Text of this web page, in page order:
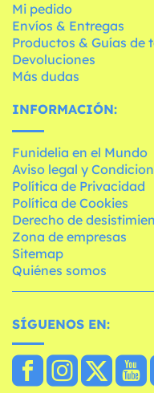
Mi pedido
Envíos & Entregas
Productos & Guías de
Devoluciones
Más dudas
INFORMACIÓN:
Funidelia en el Mundo
Aviso legal y
Política de Privacidad
Política de Cookies
Derecho de
Zona de empresas
Sitemap
Quiénes somos
SÍGUENOS EN: